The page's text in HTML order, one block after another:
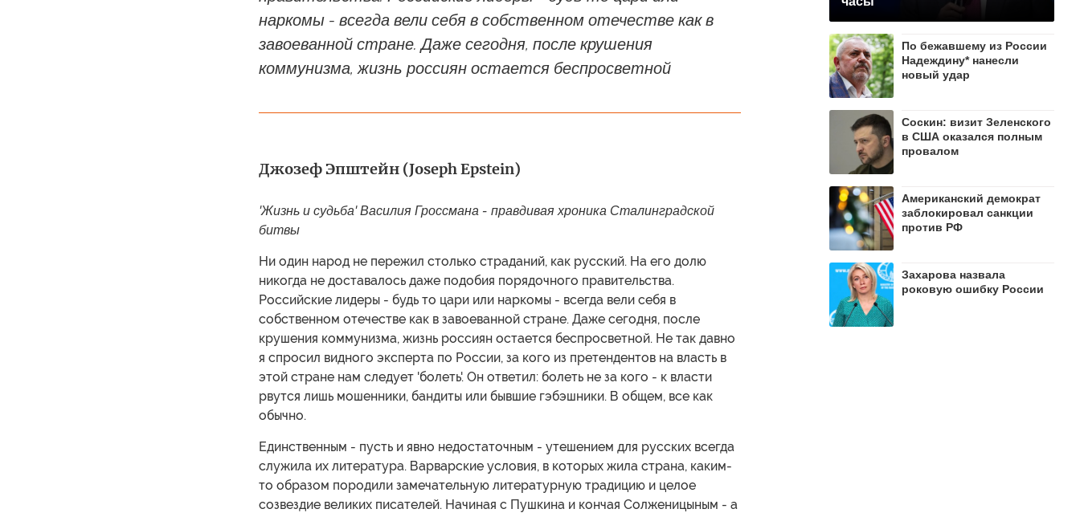
наркомы - всегда вели себя в собственном отечестве как в
завоеванной стране. Даже сегодня, после крушения
коммунизма, жизнь россиян остается беспросветной
Джозеф Эпштейн (Joseph Epstein)
'Жизнь и судьба' Василия Гроссмана - правдивая хроника Сталинградской
битвы
Ни один народ не пережил столько страданий, как русский. На его долю
никогда не доставалось даже подобия порядочного правительства.
Российские лидеры - будь то цари или наркомы - всегда вели себя в
собственном отечестве как в завоеванной стране. Даже сегодня, после
крушения коммунизма, жизнь россиян остается беспросветной. Не так давно
я спросил видного эксперта по России, за кого из претендентов на власть в
этой стране нам следует 'болеть'. Он ответил: болеть не за кого - к власти
рвутся лишь мошенники, бандиты или бывшие гэбэшники. В общем, все как
обычно.
Единственным - пусть и явно недостаточным - утешением для русских всегда
служила их литература. Варварские условия, в которых жила страна, каким-
то образом породили замечательную литературную традицию и целое
созвездие великих писателей. Начиная с Пушкина и кончая Солженицыным - а
По бежавшему из России
Надеждину* нанесли
новый удар
Соскин: визит Зеленского
в США оказался полным
провалом
Американский демократ
заблокировал санкции
против РФ
Захарова назвала
роковую ошибку России